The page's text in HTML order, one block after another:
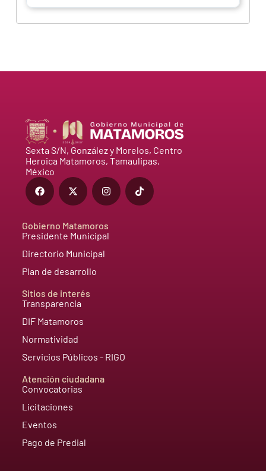
Sexta S/N, González y Morelos, Centro
Heroica Matamoros, Tamaulipas,
México
Gobierno Matamoros
Presidente Municipal
Directorio Municipal
Plan de desarrollo
Sitios de interés
Transparencia
DIF Matamoros
Normatividad
Servicios Públicos - RIGO
Atención ciudadana
Convocatorias
Licitaciones
Eventos
Pago de Predial